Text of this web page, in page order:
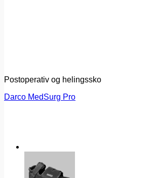
Postoperativ og helingssko
Darco MedSurg Pro